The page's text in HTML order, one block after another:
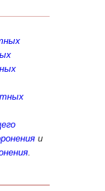
и
.